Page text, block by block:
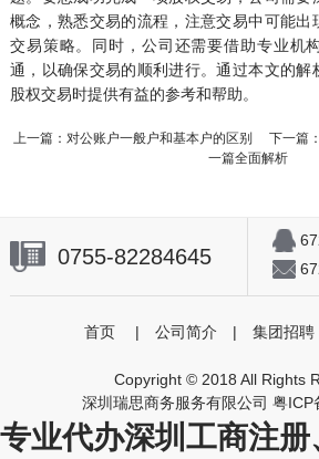
概念，熟悉交易的流程，注意交易中可能出
交易策略。同时，公司还需要借助专业机
通，以确保交易的顺利进行。通过本文的解
股权交易时提供有益的参考和帮助。
上一篇：对公账户一般户和基本户的区别 下一篇
一篇全面解析
0755-82284645
首页 | 公司简介 | 集团招聘
Copyright © 2018 All Rights
深圳瑞思商务服务有限公司 粤ICP
专业代办深圳工商注册